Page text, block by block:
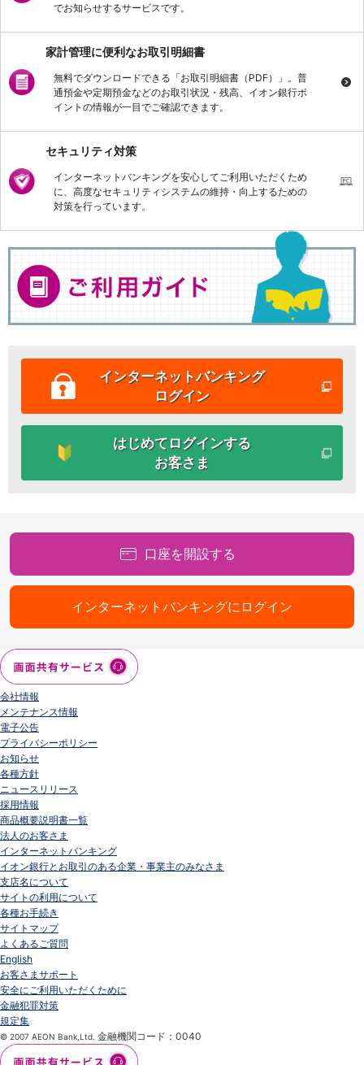
でお知らせするサービスです。
家計管理に便利なお取引明細書
無料でダウンロードできる「お取引明細書（PDF）」。普
通預金や定期預金などのお取引状況・残高、イオン銀行ポ
イントの情報が一目でご確認できます。
セキュリティ対策
インターネットバンキングを安心してご利用いただくため
に、高度なセキュリティシステムの維持・向上するための
対策を行っています。
インターネットバンキング
ログイン
はじめてログインする
お客さま
口座を開設する
インターネットバンキングにログイン
会社情報
メンテナンス情報
電子公告
プライバシーポリシー
お知らせ
各種方針
ニュースリリース
採用情報
商品概要説明書一覧
法人のお客さま
インターネットバンキング
イオン銀行とお取引のある企業・事業主のみなさま
支店名について
サイトの利用について
各種お手続き
サイトマップ
よくあるご質問
English
お客さまサポート
安全にご利用いただくために
金融犯罪対策
規定集
© 2007 AEON Bank,Ltd. 金融機関コード：0040